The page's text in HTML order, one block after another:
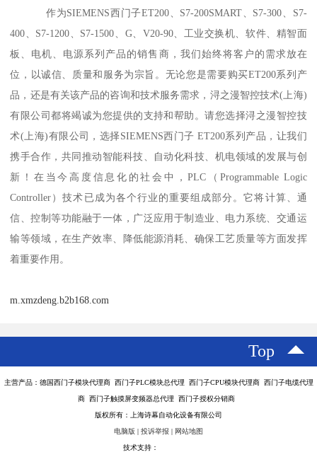
作为SIEMENS西门子ET200、S7-200SMART、S7-300、S7-
400、S7-1200、S7-1500、G、V20-90、工业交换机、软件、精智面
板、电机、电源系列产品的销售商，我们始终将客户的需求放在
位，以诚信、质量和服务为宗旨。无论您是需要购买ET200系列产
品，还是有关该产品的咨询和技术服务需求，浔之漫智控技术(上海)
有限公司都将竭诚为您提供的支持和帮助。请您选择浔之漫智控技
术(上海)有限公司，选择SIEMENS西门子 ET200系列产品，让我们
携手合作，共同推动智能科技、自动化科技、机电领域的发展与创
新！在当今高度信息化的社会中，PLC（Programmable Logic
Controller）技术已成为各个行业的重要组成部分。它将计算、通
信、控制等功能融于一体，广泛应用于制造业、电力系统、交通运
输等领域，在生产效率、降低能源消耗、确保工艺质量等方面发挥
着重要作用。
m.xmzdeng.b2b168.com
Top
主营产品：德国西门子模块代理商 西门子PLC模块总代理 西门子CPU模块代理商 西门子电缆代理
商 西门子触摸屏变频器总代理 西门子授权分销商
版权所有：上海诗幕自动化设备有限公司
电脑版 | 投诉举报 | 网站地图
技术支持：